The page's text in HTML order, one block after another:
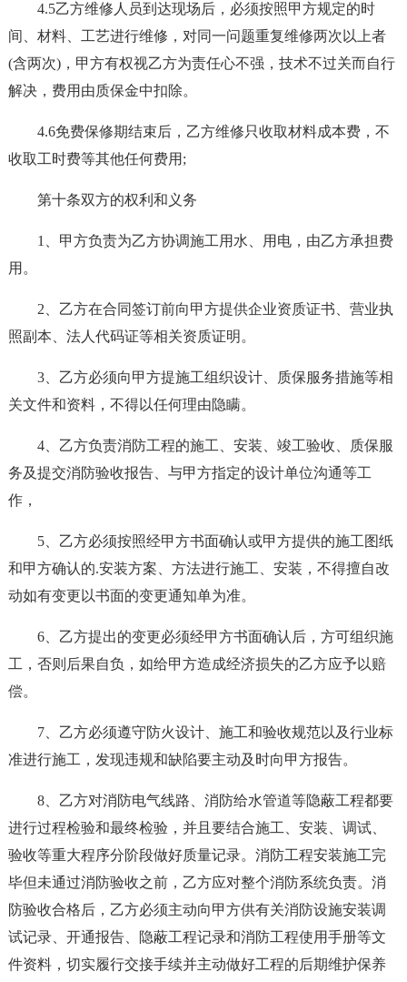
4.5乙方维修人员到达现场后，必须按照甲方规定的时
间、材料、工艺进行维修，对同一问题重复维修两次以上者
(含两次)，甲方有权视乙方为责任心不强，技术不过关而自行
解决，费用由质保金中扣除。
4.6免费保修期结束后，乙方维修只收取材料成本费，不
收取工时费等其他任何费用;
第十条双方的权利和义务
1、甲方负责为乙方协调施工用水、用电，由乙方承担费
用。
2、乙方在合同签订前向甲方提供企业资质证书、营业执
照副本、法人代码证等相关资质证明。
3、乙方必须向甲方提施工组织设计、质保服务措施等相
关文件和资料，不得以任何理由隐瞒。
4、乙方负责消防工程的施工、安装、竣工验收、质保服
务及提交消防验收报告、与甲方指定的设计单位沟通等工
作，
5、乙方必须按照经甲方书面确认或甲方提供的施工图纸
和甲方确认的.安装方案、方法进行施工、安装，不得擅自改
动如有变更以书面的变更通知单为准。
6、乙方提出的变更必须经甲方书面确认后，方可组织施
工，否则后果自负，如给甲方造成经济损失的乙方应予以赔
偿。
7、乙方必须遵守防火设计、施工和验收规范以及行业标
准进行施工，发现违规和缺陷要主动及时向甲方报告。
8、乙方对消防电气线路、消防给水管道等隐蔽工程都要
进行过程检验和最终检验，并且要结合施工、安装、调试、
验收等重大程序分阶段做好质量记录。消防工程安装施工完
毕但未通过消防验收之前，乙方应对整个消防系统负责。消
防验收合格后，乙方必须主动向甲方供有关消防设施安装调
试记录、开通报告、隐蔽工程记录和消防工程使用手册等文
件资料，切实履行交接手续并主动做好工程的后期维护保养